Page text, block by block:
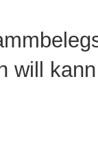
will